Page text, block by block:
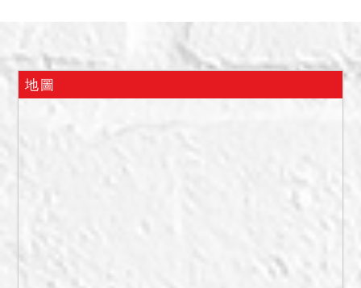
二、另鑑定報告勘查並未入
是否有嚴重漏水、地震受創
海砂屋、輻射屋、地震受
創、非自然死亡之列管足以
情形仍請投標人至現場自行
地圖